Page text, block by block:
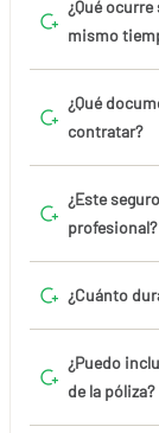
¿Qué
mismo
¿Qué
contratar?
¿Este
profesional?
¿Cuánto
¿Puedo
de la póliza?